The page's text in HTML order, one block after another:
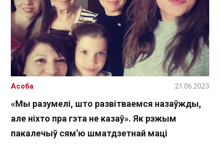
«Мы разумелі, што развітваемся назаўжды,
але ніхто пра гэта не казаў». Як рэжым
пакалечыў сям’ю шматдзетнай маці
Асоба 21.06.2023